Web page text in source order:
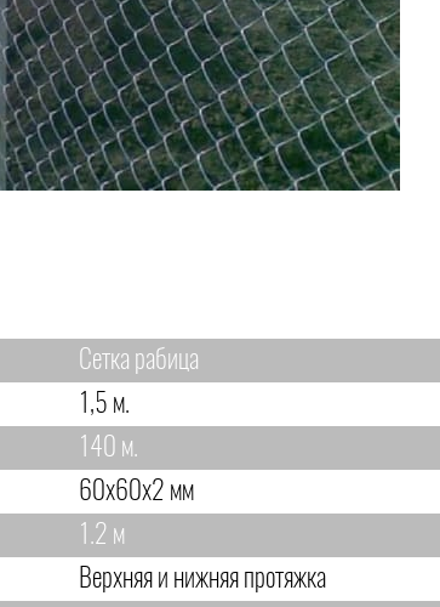
Сетка рабица
1,5 м.
140 м.
60х60х2 мм
1.2 м
Верхняя и нижняя протяжка